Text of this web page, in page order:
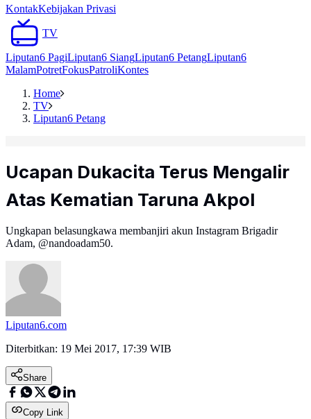
KontakKebijakan Privasi
TV
Liputan6 PagiLiputan6 SiangLiputan6 PetangLiputan6
MalamPotretFokusPatroliKontes
Home
TV
Liputan6 Petang
Ucapan Dukacita Terus Mengalir
Atas Kematian Taruna Akpol
Ungkapan belasungkawa membanjiri akun Instagram Brigadir
Adam, @nandoadam50.
Liputan6.com
Diterbitkan: 19 Mei 2017, 17:39 WIB
Share
Copy Link